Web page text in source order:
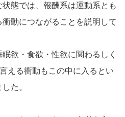
態では、報酬系は運動系とも
動につながることを説明して
欲・食欲・性欲に関わるしく
える衝動もこの中に入るとい
た。